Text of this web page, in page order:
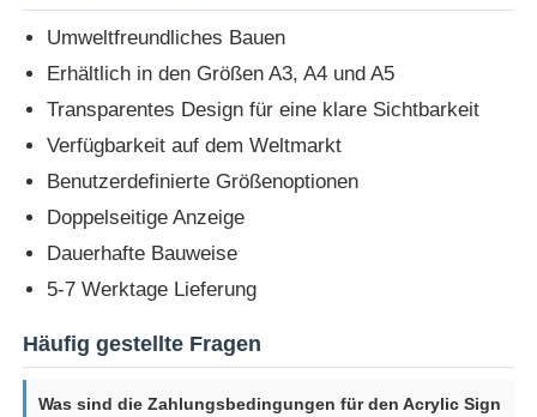
Umweltfreundliches Bauen
Erhältlich in den Größen A3, A4 und A5
Transparentes Design für eine klare Sichtbarkeit
Verfügbarkeit auf dem Weltmarkt
Benutzerdefinierte Größenoptionen
Doppelseitige Anzeige
Dauerhafte Bauweise
5-7 Werktage Lieferung
Häufig gestellte Fragen
Was sind die Zahlungsbedingungen für den Acrylic Sign